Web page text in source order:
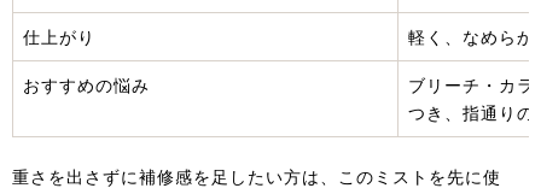
仕上がり 軽く、なめら
おすすめの悩み
ブリーチ・カ
つき、指通りの
重さを出さずに補修感を足したい方は、このミストを先に使